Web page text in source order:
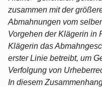
zusammen mit der
Abmahnungen vom
Vorgehen der Klägerin in
Klägerin das
erster Linie betreibt, um
Verfolgung von
In diesem